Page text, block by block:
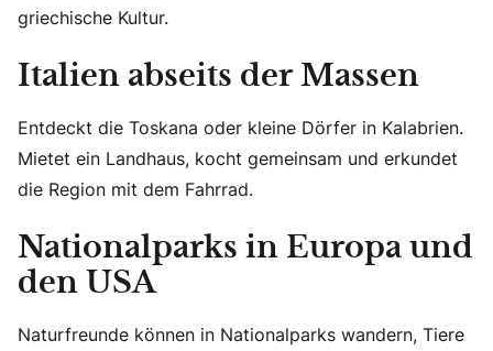
griechische Kultur.
Italien abseits der Massen
Entdeckt die Toskana oder kleine Dörfer in Kalabrien.
Mietet ein Landhaus, kocht gemeinsam und erkundet
die Region mit dem Fahrrad.
Nationalparks in Europa und
den USA
Naturfreunde können in Nationalparks wandern, Tiere